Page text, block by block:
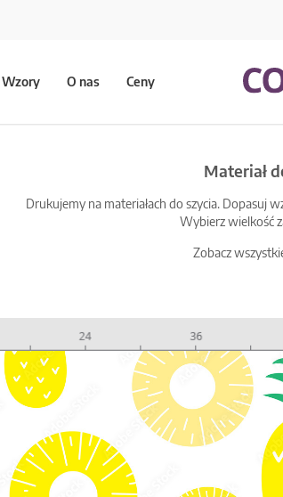
Wzory O nas Ceny
Materiał
Drukujemy na materiałach do szycia. Dopasuj
Wybierz wielkość
Zobacz